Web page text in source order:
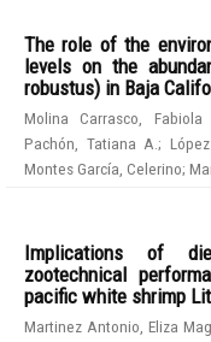
The role of the
levels on the
robustus) in Baja
Molina Carrasco, Fabiola
Pachón, Tatiana A. ;
Montes García, Celerino;
Implications of
zootechnical
pacific white shrimp
Martinez Antonio, Eliza